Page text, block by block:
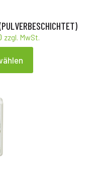
Preisspanne:
€67,50
bis
€600,00
zzgl. MwSt.